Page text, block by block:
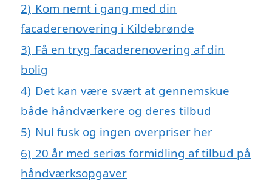
2) Kom nemt i gang med din
facaderenovering i Kildebrønde
3) Få en tryg facaderenovering af din
bolig
4) Det kan være svært at gennemskue
både håndværkere og deres tilbud
5) Nul fusk og ingen overpriser her
6) 20 år med seriøs formidling af tilbud på
håndværksopgaver